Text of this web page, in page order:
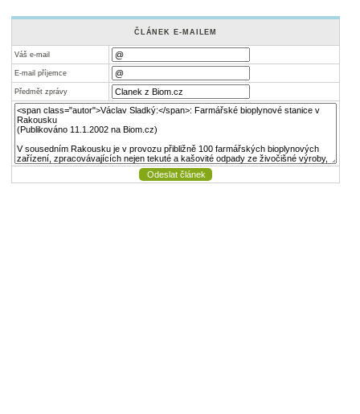
ČLÁNEK E-MAILEM
Váš e-mail
E-mail příjemce
Předmět zprávy